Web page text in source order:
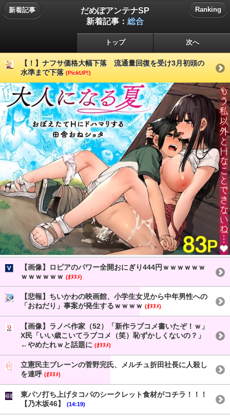
新着記事
だめぽアンテナSP
新着記事： 総合
Ranking
トップ 次へ
【！】ナフサ価格大幅下落 流通量回復を受け3月初頭の
水準まで下落 (PickUP!)
【画像】ロピアのパワー全開おにぎり444円ｗｗｗｗｗｗ
ｗｗｗｗｗｗ (ｵﾇﾇﾒ)
【悲報】ちいかわの映画館、小学生女児から中年男性への
「おねだり」事案が発生するｗｗｗｗ (ｵﾇﾇﾒ)
【画像】ラノベ作家（52）「新作ラブコメ書いたぞ！ｗ」
X民「いい歳こいてラブコメ（笑）恥ずかしくないの？」
←やめたれｗと話題に (ｵﾇﾇﾒ)
立憲民主ブレーンの菅野完氏、メルチュ折田社長に人殺し
を連呼 (ｵﾇﾇﾒ)
東パソ打ち上げタコパのシークレット食材がコチラ！！！
【乃木坂46】
(14:19)